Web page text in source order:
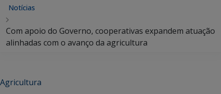
Notícias
Com apoio do Governo, cooperativas expandem atuação
alinhadas com o avanço da agricultura
Agricultura